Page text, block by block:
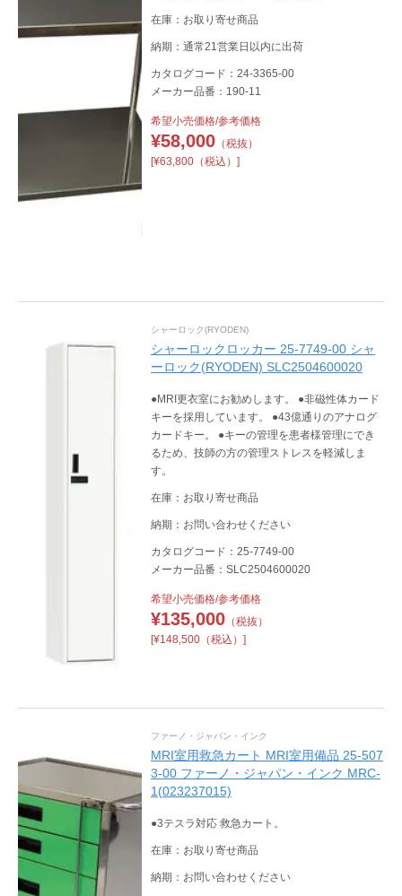
在庫：お取り寄せ商品
納期：通常21営業日以内に出荷
カタログコード：24-3365-00
メーカー品番：190-11
希望小売価格/参考価格
¥58,000（税抜）
[¥63,800（税込）]
シャーロック(RYODEN)
シャーロックロッカー 25-7749-00 シャ
ーロック(RYODEN) SLC2504600020
●MRI更衣室にお勧めします。 ●非磁性体カード
キーを採用しています。 ●43億通りのアナログ
カードキー。 ●キーの管理を患者様管理にでき
るため、技師の方の管理ストレスを軽減しま
す。
在庫：お取り寄せ商品
納期：お問い合わせください
カタログコード：25-7749-00
メーカー品番：SLC2504600020
希望小売価格/参考価格
¥135,000（税抜）
[¥148,500（税込）]
ファーノ・ジャパン・インク
MRI室用救急カート MRI室用備品 25-507
3-00 ファーノ・ジャパン・インク MRC-
1(023237015)
●3テスラ対応 救急カート。
在庫：お取り寄せ商品
納期：お問い合わせください